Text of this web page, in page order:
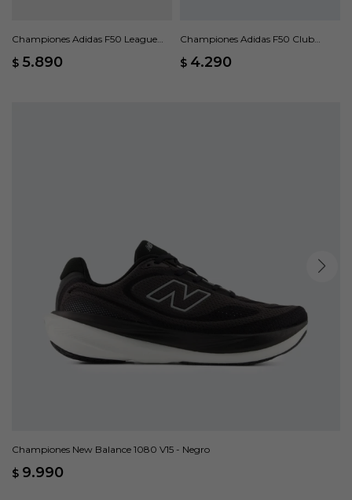
Championes Adidas F50 League
$ 5.890
Championes Adidas F50 Club
$ 4.290
Championes New Balance 1080 V15 - Negro
$ 9.990